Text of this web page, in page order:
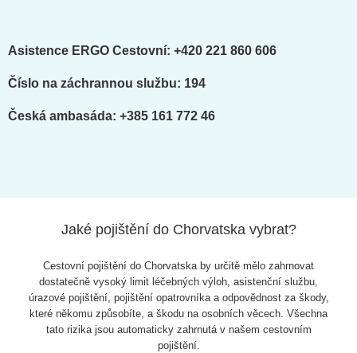
Asistence ERGO Cestovní: +420 221 860 606
Číslo na záchrannou službu: 194
Česká ambasáda: +385 161 772 46
Jaké pojištění do Chorvatska vybrat?
Cestovní pojištění do Chorvatska by určitě mělo zahrnovat
dostatečně vysoký limit léčebných výloh, asistenční službu,
úrazové pojištění, pojištění opatrovníka a odpovědnost za škody,
které někomu způsobíte, a škodu na osobních věcech. Všechna
tato rizika jsou automaticky zahrnutá v našem cestovním
pojištění.